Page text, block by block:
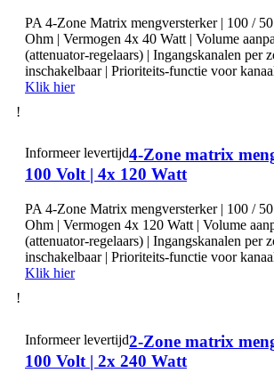
PA 4-Zone Matrix mengversterker | 100 /
Ohm | Vermogen 4x 40 Watt | Volume
(attenuator-regelaars) | Ingangskanalen per
inschakelbaar | Prioriteits-functie voor
Klik hier
!
Informeer levertijd4-Zone matrix
100 Volt | 4x 120 Watt
PA 4-Zone Matrix mengversterker | 100 /
Ohm | Vermogen 4x 120 Watt | Volume
(attenuator-regelaars) | Ingangskanalen per
inschakelbaar | Prioriteits-functie voor
Klik hier
!
Informeer levertijd2-Zone matrix
100 Volt | 2x 240 Watt